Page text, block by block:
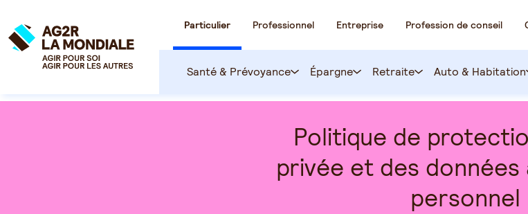
Particulier Professionnel Entreprise Profession de conseil
Santé & Prévoyance Épargne Retraite Auto & Habitation
Politique de
privée et des
personnel